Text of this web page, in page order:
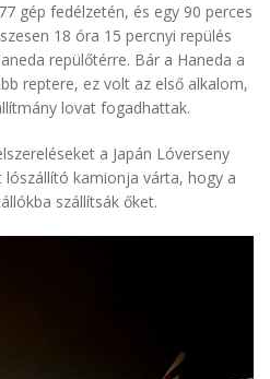
gép fedélzetén, és egy 90 perces
18 óra 15 percnyi repülés
repülőtérre. Bár a Haneda a
reptere, ez volt az első alkalom,
lovat fogadhattak.
a Japán Lóverseny
lószállító kamionja várta, hogy a
szállítsák őket.